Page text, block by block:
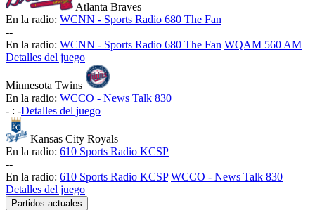
Atlanta Braves
En la radio: WCNN - Sports Radio 680 The Fan
--
En la radio: WCNN - Sports Radio 680 The Fan WQAM 560 AM
Detalles del juego
Minnesota Twins
En la radio: WCCO - News Talk 830
- : -Detalles del juego
Kansas City Royals
En la radio: 610 Sports Radio KCSP
--
En la radio: 610 Sports Radio KCSP WCCO - News Talk 830
Detalles del juego
Partidos actuales